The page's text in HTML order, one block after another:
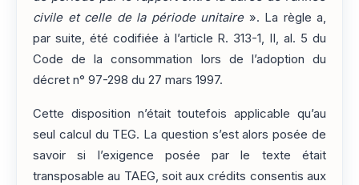
civile et celle de la période unitaire». La règle a,
par suite, été codifiée à l’article R. 313-1, II, al. 5 du
Code de la consommation lors de l’adoption du
décret n° 97-298 du 27 mars 1997.
Cette disposition n’était toutefois applicable qu’au
seul calcul du TEG. La question s’est alors posée de
savoir si l’exigence posée par le texte était
transposable au TAEG, soit aux crédits consentis aux